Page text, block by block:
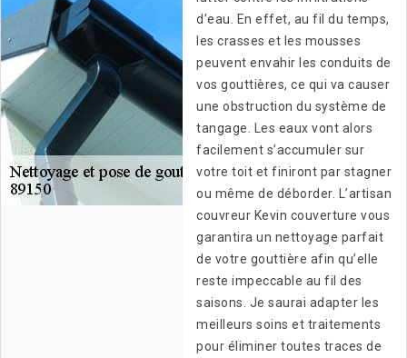
d’eau. En effet, au fil du temps,
les crasses et les mousses
peuvent envahir les conduits de
vos gouttières, ce qui va causer
une obstruction du système de
tangage. Les eaux vont alors
facilement s’accumuler sur
votre toit et finiront par stagner
ou même de déborder. L’artisan
couvreur Kevin couverture vous
garantira un nettoyage parfait
de votre gouttière afin qu’elle
reste impeccable au fil des
saisons. Je saurai adapter les
meilleurs soins et traitements
pour éliminer toutes traces de